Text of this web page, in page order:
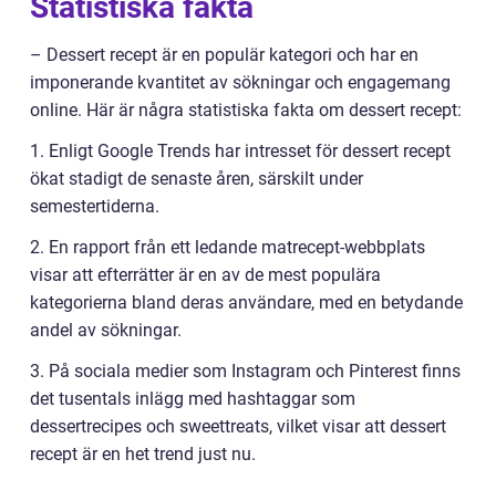
– Dessert recept är en populär kategori och har en
imponerande kvantitet av sökningar och engagemang
online. Här är några statistiska fakta om dessert recept:
1. Enligt Google Trends har intresset för dessert recept
ökat stadigt de senaste åren, särskilt under
semestertiderna.
2. En rapport från ett ledande matrecept-webbplats
visar att efterrätter är en av de mest populära
kategorierna bland deras användare, med en betydande
andel av sökningar.
3. På sociala medier som Instagram och Pinterest finns
det tusentals inlägg med hashtaggar som
dessertrecipes och sweettreats, vilket visar att dessert
recept är en het trend just nu.